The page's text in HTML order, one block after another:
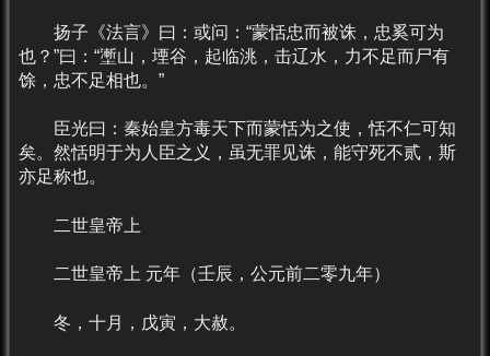
扬子《法言》曰：或问：“蒙恬忠而被诛，忠奚可为
也？”曰：“壍山，堙谷，起临洮，击辽水，力不足而尸有
馀，忠不足相也。”
臣光曰：秦始皇方毒天下而蒙恬为之使，恬不仁可知
矣。然恬明于为人臣之义，虽无罪见诛，能守死不贰，斯
亦足称也。
二世皇帝上
二世皇帝上 元年（壬辰，公元前二零九年）
冬，十月，戊寅，大赦。